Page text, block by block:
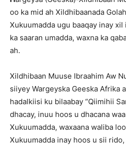
oo ka mid ah Xildhibaanada
Xukuumadda ugu baaqay inay
ka saaran umadda, waxna ka
ah.
Xildhibaan Muuse Ibraahim Aw
siiyey Wargeyska Geeska Afrika
hadalkiisi ku bilaabay “Qiimihii
dhacay, inuu hoos u dhacana
Xukuumadda, waxaana waliba
Xukuumadda inay hoos u sii